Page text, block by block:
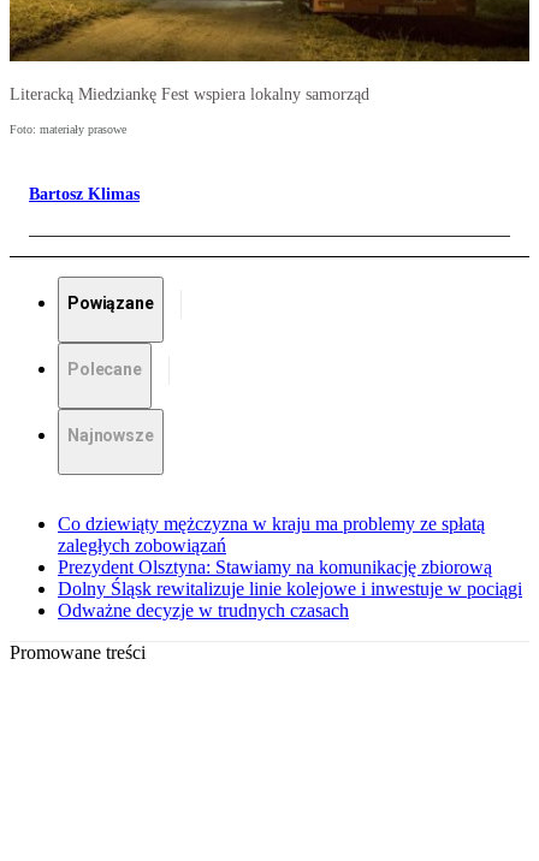
Literacką Miedziankę Fest wspiera lokalny samorząd
Foto: materiały prasowe
Bartosz Klimas
Powiązane
Polecane
Najnowsze
Co dziewiąty mężczyzna w kraju ma problemy ze spłatą
zaległych zobowiązań
Prezydent Olsztyna: Stawiamy na komunikację zbiorową
Dolny Śląsk rewitalizuje linie kolejowe i inwestuje w pociągi
Odważne decyzje w trudnych czasach
Promowane treści